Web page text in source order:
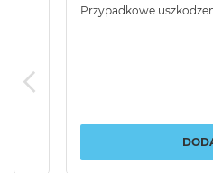
Przypadkowe